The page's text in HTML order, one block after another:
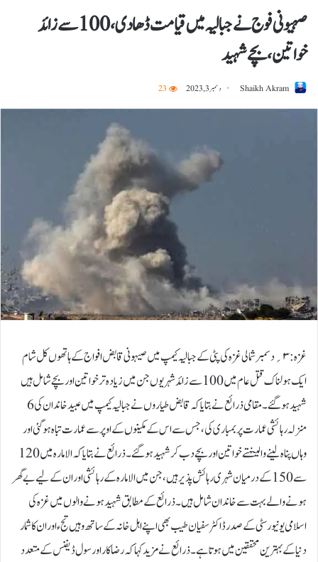
صہیونی فوج نے جبالیہ میں قیامت ڈھادی،100 سے زائد
خواتین،بچے شہید
Shaikh Akram دسمبر 3, 2023 23
غزہ:۳؍دسمبرشمالی غزہ کی پٹی کے جبالیہ کیمپ میں صیہونی قابض افواج کے ہاتھوں کل شام
ایک ہولناک قتل عام میں 100 سے زائد شہریوں جن میں زیادہ تر خواتین اور بچے شامل ہیں
شہید ہو گئے۔مقامی ذرائع نے بتایا کہ قابض طیاروں نے جبالیہ کیمپ میں عبید خاندان کی 6
منزلہ رہائشی عمارت پر بمباری کی، جس سے اس کے مکینوں کے اوپر سے عمارت تباہ ہوگئی اور
وہاں پناہ لینے والینہتے خواتین اور بچے دب کر شہید ہوگئے۔ذرائع نے بتایا کہ الامارہ میں 120
سے 150 کے درمیان شہری رہائش پذیر ہیں، جن میں الامارہ کے رہائشی اور ان کے لیے بے گھر
ہونے والے بہت سے خاندان شامل ہیں۔ذرائع کے مطابق شہید ہونے والوں میں غزہ کی
اسلامی یونیورسٹی کے صدر ڈاکٹر سفیان طیب بھی اپنے اہل خانہ کے ساتھ وہیں تجء اور ان کا شمار
دنیا کے بہترین محققین میں ہوتا ہے۔ذرائع نے مزید کہا کہ رضاکار اور سول ڈیفنس کے متعدد